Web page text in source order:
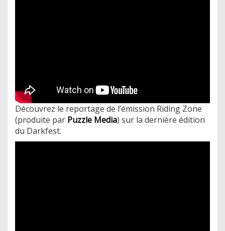
Découvrez le reportage de l’émission Riding Zone
(produite par Puzzle Media) sur la dernière édition
du Darkfest.